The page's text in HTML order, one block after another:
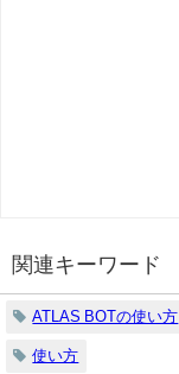
関連キーワード
ATLAS BOTの使い方
使い方